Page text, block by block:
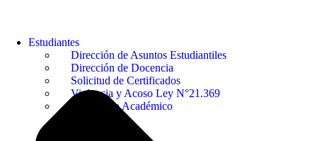
Estudiantes
Dirección de Asuntos Estudiantiles
Dirección de Docencia
Solicitud de Certificados
Violencia y Acoso Ley N°21.369
Calendario Académico